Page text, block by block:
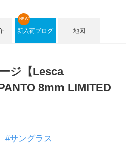
新入荷ブログ
NEW
地図
ジ【Lesca
8mm LIMITED
#サングラス